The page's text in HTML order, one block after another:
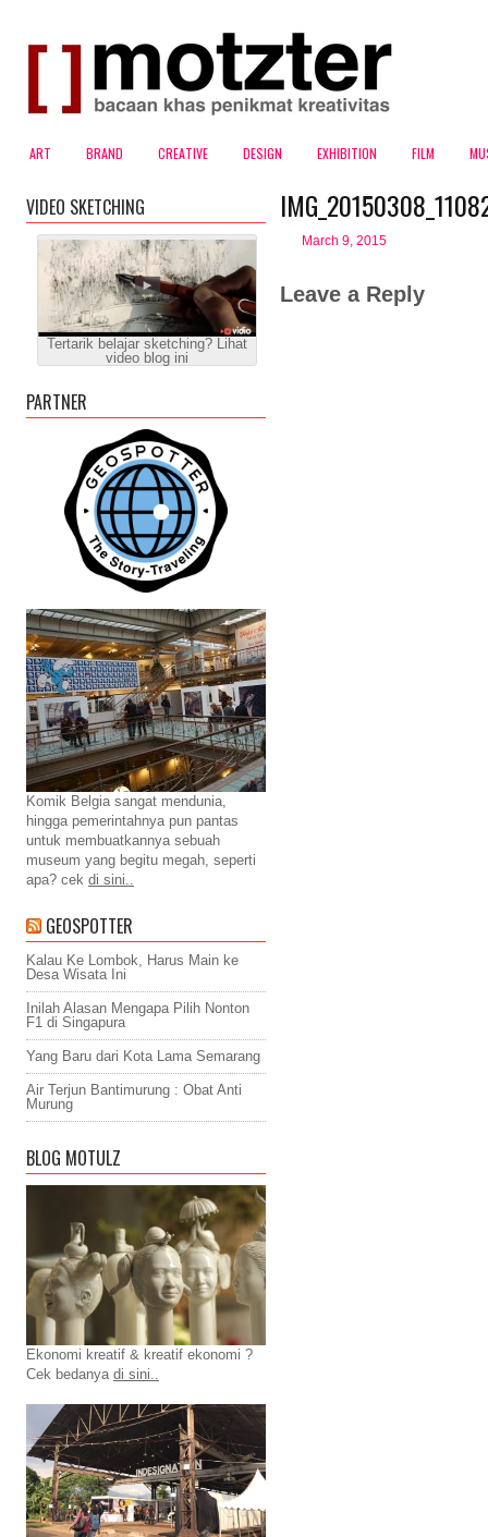
ART BRAND CREATIVE DESIGN EXHIBITION FILM
March 9, 2015
Leave a Reply
VIDEO SKETCHING
Tertarik belajar sketching? Lihat
video blog ini
PARTNER
Komik Belgia sangat mendunia,
hingga pemerintahnya pun pantas
untuk membuatkannya sebuah
museum yang begitu megah, seperti
apa? cek di sini..
GEOSPOTTER
Kalau Ke Lombok, Harus Main ke
Desa Wisata Ini
Inilah Alasan Mengapa Pilih Nonton
F1 di Singapura
Yang Baru dari Kota Lama Semarang
Air Terjun Bantimurung : Obat Anti
Murung
BLOG MOTULZ
Ekonomi kreatif & kreatif ekonomi ?
Cek bedanya di sini..